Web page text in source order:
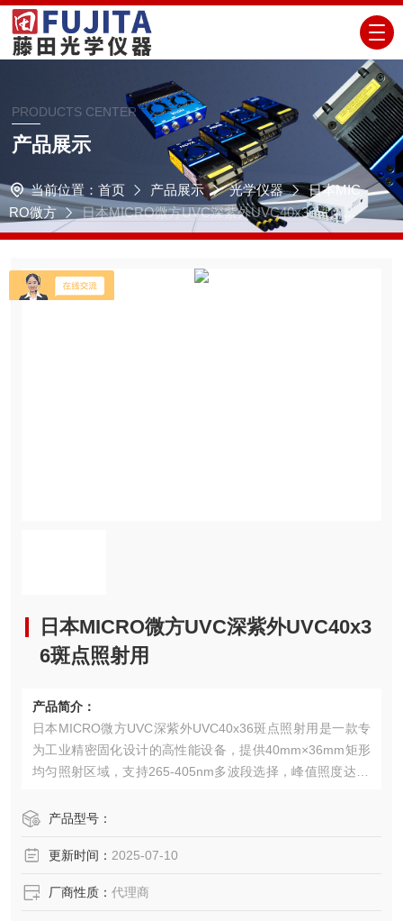
PRODUCTS CENTER
产品展示
当前位置： 首页 产品展示 光学仪器
日本MIC
RO微方
日本MICRO微方UVC深紫外UVC40x36斑点照
射用
日本MICRO微方UVC深紫外UVC40x3
6斑点照射用
产品简介：
日本MICRO微方UVC深紫外UVC40x36斑点照射用是一款专
为工业精密固化设计的高性能设备，提供40mm×36mm矩形
均匀照射区域，支持265-405nm多波段选择，峰值照度达50
设计可扩展至70×40mm范围，适用于PCB封装、光学组件粘
专业杀菌设备）。
产品型号：
更新时间： 2025-07-10
厂商性质： 代理商